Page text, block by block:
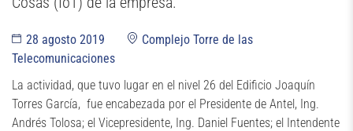
28 agosto 2019
Complejo Torre de las
Telecomunicaciones
La actividad, que tuvo lugar en el nivel 26 del Edificio Joaquín
Torres García, fue encabezada por el Presidente de Antel, Ing.
Andrés Tolosa; el Vicepresidente, Ing. Daniel Fuentes; el Intendente